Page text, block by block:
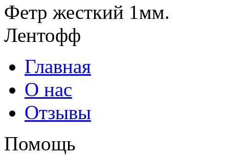
Фетр жесткий 1мм.
Лентофф
Главная
О нас
Отзывы
Помощь